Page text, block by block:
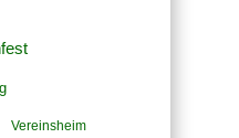
Vereinsheim